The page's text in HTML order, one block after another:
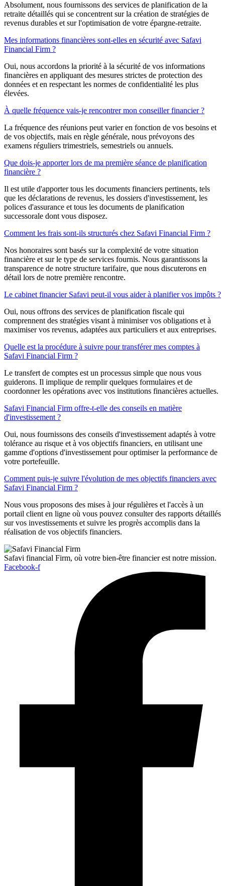
Absolument, nous fournissons des services de planification de la
retraite détaillés qui se concentrent sur la création de stratégies de
revenus durables et sur l'optimisation de votre épargne-retraite.
Mes informations financières sont-elles en sécurité avec Safavi
Financial Firm ?
Oui, nous accordons la priorité à la sécurité de vos informations
financières en appliquant des mesures strictes de protection des
données et en respectant les normes de confidentialité les plus
élevées.
À quelle fréquence vais-je rencontrer mon conseiller financier ?
La fréquence des réunions peut varier en fonction de vos besoins et
de vos objectifs, mais en règle générale, nous prévoyons des
examens réguliers trimestriels, semestriels ou annuels.
Que dois-je apporter lors de ma première séance de planification
financière ?
Il est utile d'apporter tous les documents financiers pertinents, tels
que les déclarations de revenus, les dossiers d'investissement, les
polices d'assurance et tous les documents de planification
successorale dont vous disposez.
Comment les frais sont-ils structurés chez Safavi Financial Firm ?
Nos honoraires sont basés sur la complexité de votre situation
financière et sur le type de services fournis. Nous garantissons la
transparence de notre structure tarifaire, que nous discuterons en
détail lors de notre première rencontre.
Le cabinet financier Safavi peut-il vous aider à planifier vos impôts ?
Oui, nous offrons des services de planification fiscale qui
comprennent des stratégies visant à minimiser vos obligations et à
maximiser vos revenus, adaptées aux particuliers et aux entreprises.
Quelle est la procédure à suivre pour transférer mes comptes à
Safavi Financial Firm ?
Le transfert de comptes est un processus simple que nous vous
guiderons. Il implique de remplir quelques formulaires et de
coordonner les opérations avec vos institutions financières actuelles.
Safavi Financial Firm offre-t-elle des conseils en matière
d'investissement ?
Oui, nous fournissons des conseils d'investissement adaptés à votre
tolérance au risque et à vos objectifs financiers, en utilisant une
gamme d'options d'investissement pour optimiser la performance de
votre portefeuille.
Comment puis-je suivre l'évolution de mes objectifs financiers avec
Safavi Financial Firm ?
Nous vous proposons des mises à jour régulières et l'accès à un
portail client en ligne où vous pouvez consulter des rapports détaillés
sur vos investissements et suivre les progrès accomplis dans la
réalisation de vos objectifs financiers.
Safavi financial Firm, où votre bien-être financier est notre mission.
Facebook-f